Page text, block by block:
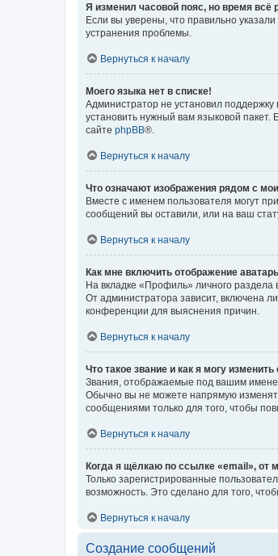
Я изменил часовой пояс, но время всё
Если вы уверены, что правильно
устранения проблемы.
Вернуться к началу
Моего языка нет в списке!
Администратор не установил
установить нужный вам языковой
сайте phpBB®.
Вернуться к началу
Что означают изображения рядом с
Вместе с именем пользователя могут
сообщений вы оставили, или на ваш
Вернуться к началу
Как мне включить отображение
На вкладке «Профиль» личного раздела
От администратора зависит, включена
конференции для выяснения причин.
Вернуться к началу
Что такое звание и как я могу изменить
Звания, отображаемые под вашим
Обычно вы не можете напрямую
сообщениями только для того, чтобы
Вернуться к началу
Когда я щёлкаю по ссылке «email», от
Только зарегистрированные
возможность. Это сделано для того,
Вернуться к началу
Создание сообщений